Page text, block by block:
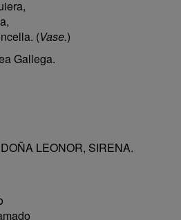
(Vase.)
Gallega.
LEONOR, SIRENA.